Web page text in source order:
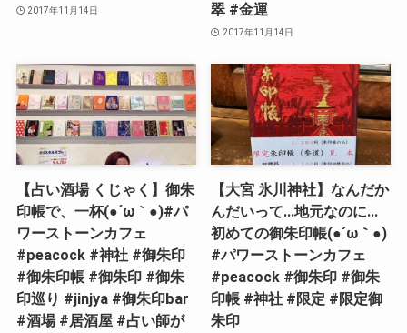
2017年11月14日
翠 #金運
2017年11月14日
【占い酒場 くじゃく】御朱
印帳で、一杯(●´ω｀●)#パ
ワーストーンカフェ
#peacock #神社 #御朱印
#御朱印帳 #御朱印 #御朱
印巡り #jinjya #御朱印bar
#酒場 #居酒屋 #占い師が
【大宮 氷川神社】なんだか
んだいって…地元なのに…
初めての御朱印帳(●´ω｀●)
#パワーストーンカフェ
#peacock #御朱印 #御朱
印帳 #神社 #限定 #限定御
朱印